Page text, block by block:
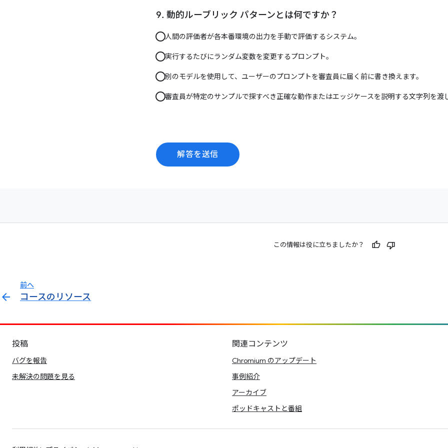
動的ルーブリック パターンとは何ですか？
人間の評価者が各本番環境の出力を手動で評価するシステム。
実行するたびにランダム変数を変更するプロンプト。
別のモデルを使用して、ユーザーのプロンプトを審査員に届く前に書き換えます。
審査員が特定のサンプルで探すべき正確な動作またはエッジケースを説明する文字列を渡
解答を送信
この情報は役に立ちましたか？
前へ
arrow_back コースのリソース
投稿
バグを報告
未解決の問題を見る
関連コンテンツ
Chromium のアップデート
事例紹介
アーカイブ
ポッドキャストと番組